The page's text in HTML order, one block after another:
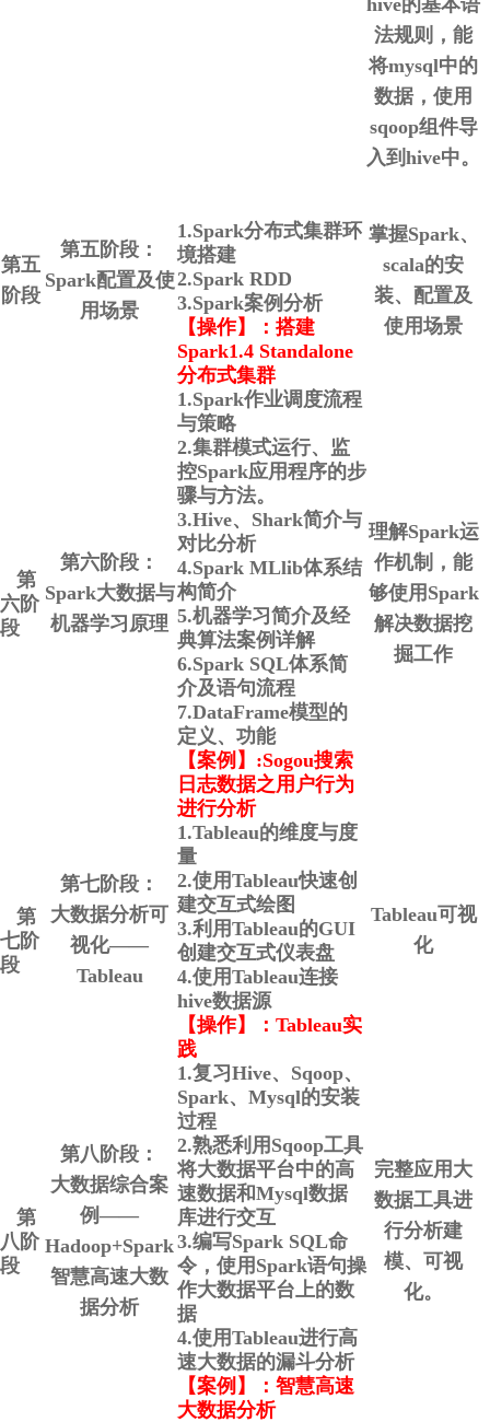
法规则，能
将mysql中的
数据，使用
sqoop组件导
入到hive中。
第五
阶段
第五阶段：
Spark配置及使
用场景
1.Spark分布式集群环
境搭建
2.Spark RDD
3.Spark案例分析
【操作】：搭建
Spark1.4 Standalone
分布式集群
掌握Spark、
scala的安
装、配置及
使用场景
第
六阶
段
第六阶段：
Spark大数据与
机器学习原理
1.Spark作业调度流程
与策略
2.集群模式运行、监
控Spark应用程序的步
骤与方法。
3.Hive、Shark简介与
对比分析
4.Spark MLlib体系结
构简介
5.机器学习简介及经
典算法案例详解
6.Spark SQL体系简
介及语句流程
7.DataFrame模型的
定义、功能
【案例】:Sogou搜索
日志数据之用户行为
进行分析
理解Spark运
作机制，能
够使用Spark
解决数据挖
掘工作
第
七阶
段
第七阶段：
大数据分析可
视化——
Tableau
1.Tableau的维度与度
量
2.使用Tableau快速创
建交互式绘图
3.利用Tableau的GUI
创建交互式仪表盘
4.使用Tableau连接
hive数据源
【操作】：Tableau实
践
Tableau可视
化
第
八阶
段
第八阶段：
大数据综合案
例——
Hadoop+Spark
智慧高速大数
据分析
1.复习Hive、Sqoop、
Spark、Mysql的安装
过程
2.熟悉利用Sqoop工具
将大数据平台中的高
速数据和Mysql数据
库进行交互
3.编写Spark SQL命
令，使用Spark语句操
作大数据平台上的数
据
4.使用Tableau进行高
速大数据的漏斗分析
【案例】：智慧高速
大数据分析
完整应用大
数据工具进
行分析建
模、可视
化。